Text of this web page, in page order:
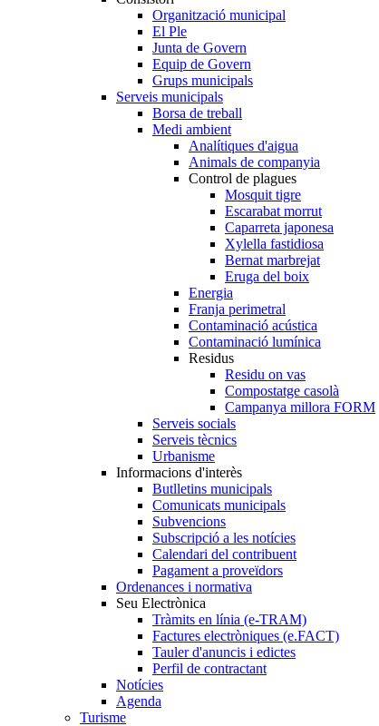
Organització municipal
El Ple
Junta de Govern
Equip de Govern
Grups municipals
Serveis municipals
Borsa de treball
Medi ambient
Analítiques d'aigua
Animals de companyia
Control de plagues
Mosquit tigre
Escarabat morrut
Caparreta japonesa
Xylella fastidiosa
Bernat marbrejat
Eruga del boix
Energia
Franja perimetral
Contaminació acústica
Contaminació lumínica
Residus
Residu on vas
Compostatge casolà
Campanya millora FORM
Serveis socials
Serveis tècnics
Urbanisme
Informacions d'interès
Butlletins municipals
Comunicats municipals
Subvencions
Subscripció a les notícies
Calendari del contribuent
Pagament a proveïdors
Ordenances i normativa
Seu Electrònica
Tràmits en línia (e-TRAM)
Factures electròniques (e.FACT)
Tauler d'anuncis i edictes
Perfil de contractant
Notícies
Agenda
Turisme